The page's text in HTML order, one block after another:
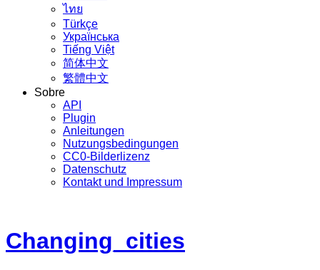
ไทย
Türkçe
Українська
Tiếng Việt
简体中文
繁體中文
Sobre
API
Plugin
Anleitungen
Nutzungsbedingungen
CC0-Bilderlizenz
Datenschutz
Kontakt und Impressum
Changing_cities